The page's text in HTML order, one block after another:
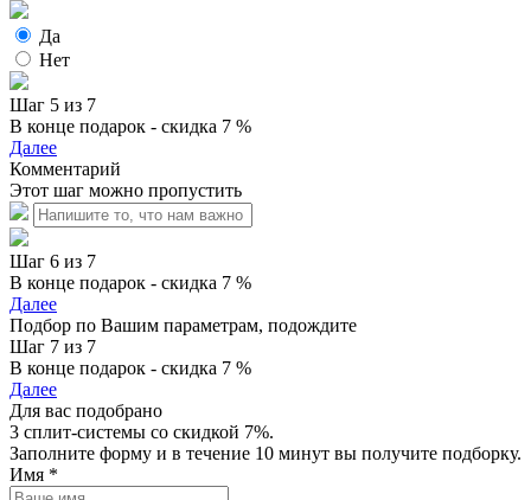
Да
Нет
Шаг 5 из 7
В конце подарок - скидка 7 %
Далее
Комментарий
Этот шаг можно пропустить
Шаг 6 из 7
В конце подарок - скидка 7 %
Далее
Подбор по Вашим параметрам, подождите
Шаг 7 из 7
В конце подарок - скидка 7 %
Далее
Для вас подобрано
3 сплит-системы со скидкой 7%.
Заполните форму и в течение 10 минут вы получите подборку.
Имя *